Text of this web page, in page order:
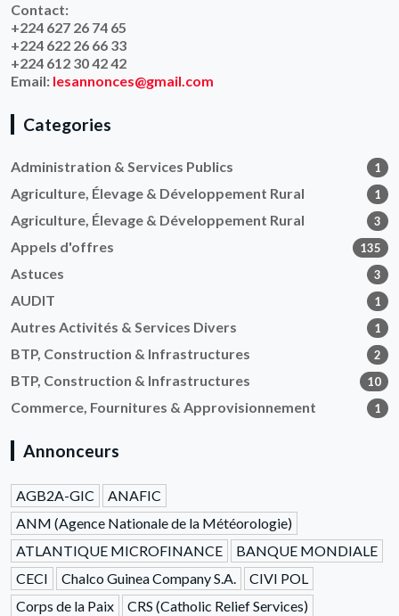
Contact:
+224 627 26 74 65
+224 622 26 66 33
+224 612 30 42 42
Email: lesannonces@gmail.com
Categories
Administration & Services Publics 1
Agriculture, Élevage & Développement Rural 1
Agriculture, Élevage & Développement Rural 3
Appels d'offres 135
Astuces 3
AUDIT 1
Autres Activités & Services Divers 1
BTP, Construction & Infrastructures 2
BTP, Construction & Infrastructures 10
Commerce, Fournitures & Approvisionnement 1
Annonceurs
AGB2A-GIC
ANAFIC
ANM (Agence Nationale de la Météorologie)
ATLANTIQUE MICROFINANCE
BANQUE MONDIALE
CECI
Chalco Guinea Company S.A.
CIVI POL
Corps de la Paix
CRS (Catholic Relief Services)